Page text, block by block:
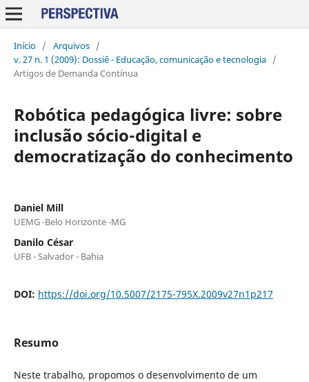
Início / Arquivos /
v. 27 n. 1 (2009): Dossiê - Educação, comunicação e tecnologia /
Artigos de Demanda Contínua
Robótica pedagógica livre: sobre
inclusão sócio-digital e
democratização do conhecimento
Daniel Mill
UEMG -Belo Horizonte -MG
Danilo César
UFB - Salvador - Bahia
DOI: https://doi.org/10.5007/2175-795X.2009v27n1p217
Resumo
Neste trabalho, propomos o desenvolvimento de um